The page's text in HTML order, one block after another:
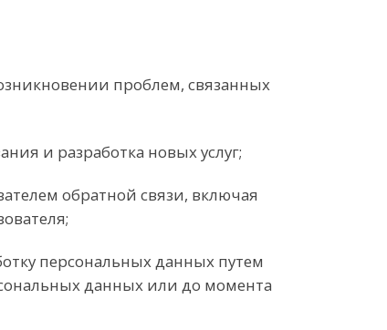
проблем, связанных
и разработка новых услуг;
обратной связи, включая
персональных данных путем
данных или до момента